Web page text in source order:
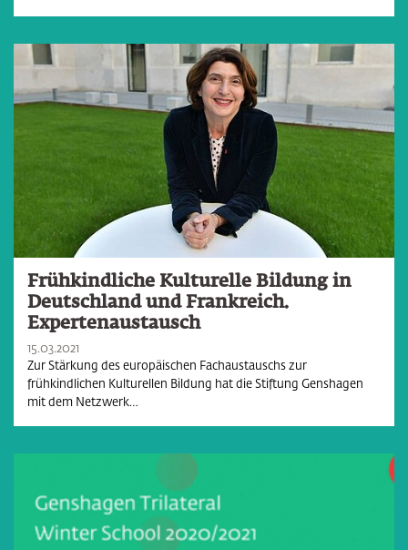
Frühkindliche Kulturelle Bildung in
Deutschland und Frankreich.
Expertenaustausch
15.03.2021
Zur Stärkung des europäischen Fachaustauschs zur
frühkindlichen Kulturellen Bildung hat die Stiftung Genshagen
mit dem Netzwerk…